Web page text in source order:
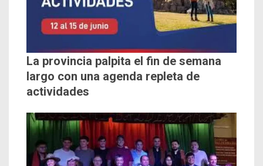
La provincia palpita el fin de semana
largo con una agenda repleta de
actividades